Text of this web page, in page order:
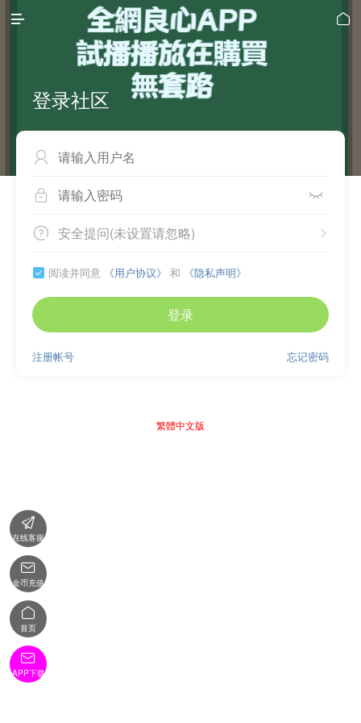
 
登录社区

 
 
安全提问(未设置请忽略)
 阅读并同意 《用户协议》 和 《隐私声明》
登录
忘记密码
注册帐号
繁體中文版

在线客服

金币充值

首页

APP下载